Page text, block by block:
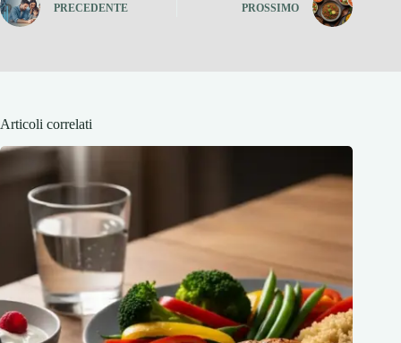
PRECEDENTE PROSSIMO
Articoli correlati